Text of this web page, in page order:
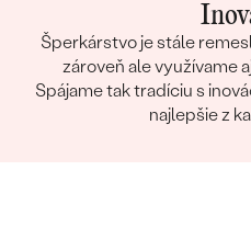
Šperkárstvo je stále
zároveň ale využívame
Spájame tak tradíciu s
najlepšie z